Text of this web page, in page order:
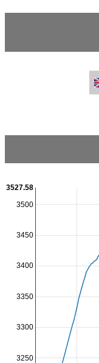
3250
3300
3350
3400
3450
3500
3527.58